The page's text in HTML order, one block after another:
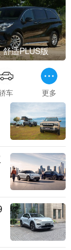
适PLUS版
车 更多